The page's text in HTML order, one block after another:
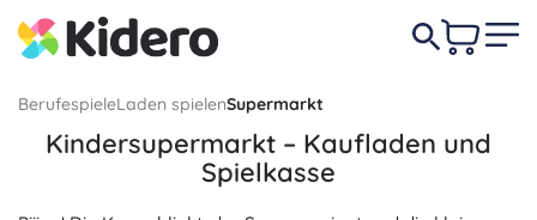
BerufespieleLaden spielenSupermarkt
Kindersupermarkt – Kaufladen und
Spielkasse